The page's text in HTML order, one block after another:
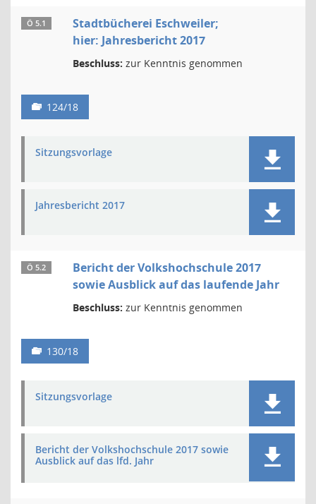
Ö 5.1
Stadtbücherei Eschweiler;
hier: Jahresbericht 2017
Beschluss: zur Kenntnis genommen
124/18
Sitzungsvorlage
Jahresbericht 2017
Ö 5.2
Bericht der Volkshochschule 2017
sowie Ausblick auf das laufende Jahr
Beschluss: zur Kenntnis genommen
130/18
Sitzungsvorlage
Bericht der Volkshochschule 2017 sowie
Ausblick auf das lfd. Jahr